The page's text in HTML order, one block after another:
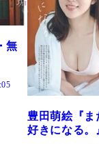
斎藤恭代
『BOUND』